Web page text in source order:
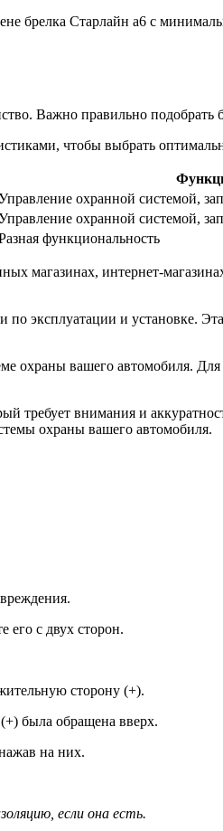
брелка Старлайн а6 с
Важно правильно
чтобы выбрать
охранной системой,
охранной системой,
функциональность
магазинах, интернет-
эксплуатации и установке.
вашего автомобиля. Для
требует внимания и
охраны вашего автомобиля.
его с двух сторон.
сторону (+).
была обращена вверх.
на них.
если она есть.